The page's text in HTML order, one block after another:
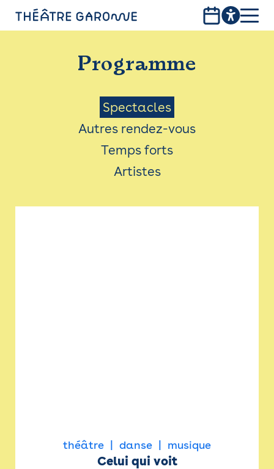
PROGRAMME
INFOS PRATIQUES
AVEC LES PUBLICS
ACCESSIBILITÉ
LES PRODUCTIONS
Programme
Menu
Saison
Spectacles
Autres rendez-vous
Temps forts
Artistes
théâtre danse musique
Celui qui voit